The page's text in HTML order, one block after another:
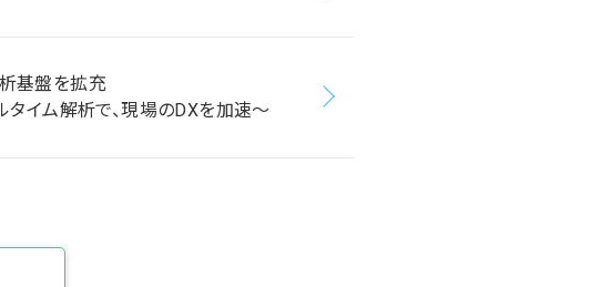
基盤を拡充
タイム解析で、現場のDXを加速～